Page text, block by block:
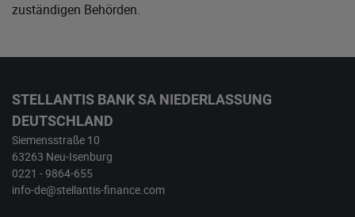
zuständigen Behörden.
STELLANTIS BANK SA NIEDERLASSUNG
DEUTSCHLAND
Siemensstraße 10
63263 Neu-Isenburg
0221 - 9864-655
info-de@stellantis-finance.com